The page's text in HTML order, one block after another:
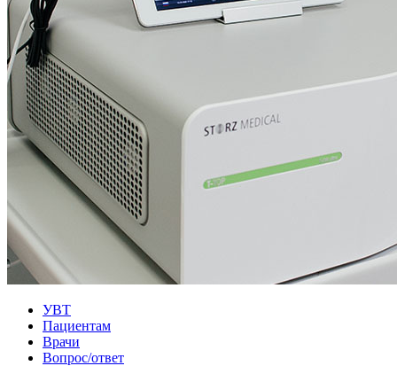
УВТ
Пациентам
Врачи
Вопрос/ответ